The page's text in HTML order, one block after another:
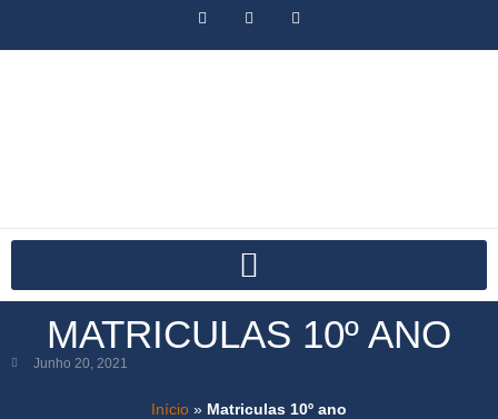
MATRICULAS 10º ANO
Junho 20, 2021
Início » Matriculas 10º ano